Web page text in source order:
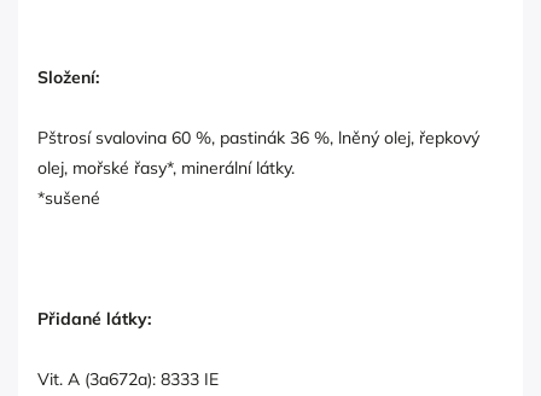
Složení:
Pštrosí svalovina 60 %, pastinák 36 %, lněný olej, řepkový
olej, mořské řasy*, minerální látky.
*sušené
Přidané látky:
Vit. A (3a672a): 8333 IE